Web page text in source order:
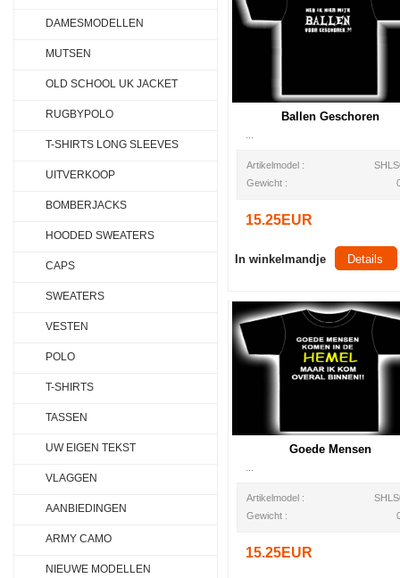
Ballen Geschoren
Artikelmodel :
Gewicht :
15.25EUR
In winkelmandje Details
Goede Mensen
Artikelmodel :
Gewicht :
15.25EUR
DAMESMODELLEN
MUTSEN
OLD SCHOOL UK JACKET
RUGBYPOLO
T-SHIRTS LONG SLEEVES
UITVERKOOP
BOMBERJACKS
HOODED SWEATERS
CAPS
SWEATERS
VESTEN
POLO
T-SHIRTS
TASSEN
UW EIGEN TEKST
VLAGGEN
AANBIEDINGEN
ARMY CAMO
NIEUWE MODELLEN